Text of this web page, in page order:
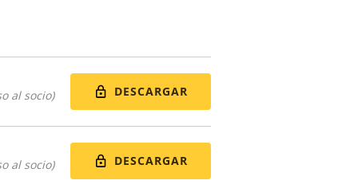
al socio) DESCARGAR
al socio) DESCARGAR